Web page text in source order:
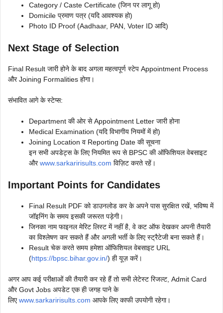
Category / Caste Certificate (जिन पर लागू हो)
Domicile प्रमाण पत्र (यदि आवश्यक हो)
Photo ID Proof (Aadhaar, PAN, Voter ID आदि)
Next Stage of Selection
Final Result जारी होने के बाद अगला महत्वपूर्ण स्टेप Appointment Process
और Joining Formalities होगा।
संभावित आगे के स्टेप्स:
Department की ओर से Appointment Letter जारी होना
Medical Examination (यदि विभागीय नियमों में हो)
Joining Location व Reporting Date की सूचना
इन सभी अपडेट्स के लिए नियमित रूप से BPSC की ऑफिशियल वेबसाइट
औरwww.sarkaririsults.com विज़िट करते रहें।
Important Points for Candidates
Final Result PDF को डाउनलोड कर के अपने पास सुरक्षित रखें, भविष्य में
जॉइनिंग के समय इसकी जरूरत पड़ेगी।
जिनका नाम फाइनल मेरिट लिस्ट में नहीं है, वे कट ऑफ देखकर अपनी तैयारी
का विश्लेषण कर सकते हैं और अगली भर्ती के लिए स्ट्रैटेजी बना सकते हैं।
Result चेक करते समय हमेशा ऑफिशियल वेबसाइट URL
(https://bpsc.bihar.gov.in/) ही यूज़ करें।
अगर आप कई परीक्षाओं की तैयारी कर रहे हैं तो सभी लेटेस्ट रिजल्ट, Admit Card
और Govt Jobs अपडेट एक ही जगह पाने के
लिएwww.sarkaririsults.com आपके लिए काफी उपयोगी रहेगा।